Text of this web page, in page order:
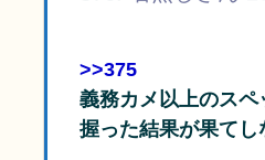
>>375
義務カメ以上のス
握った結果が果て